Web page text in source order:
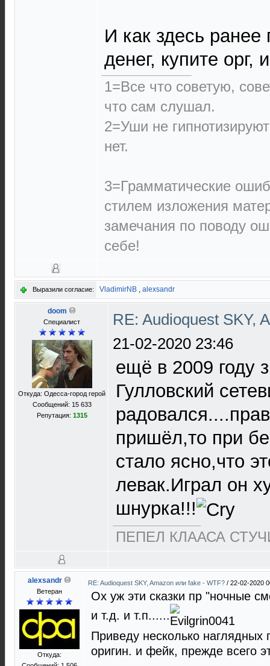
И как здесь ранее
денег, купите орг,
1=Все что советую,
что сам слушал.
2=Уши не
нет.
3=Грамматические
стилем изложения
замечания по поводу
себе!
Выразили согласие: VladimirNB , alexsandr
doom
Специалист
Откуда: Одесса-город герой
Сообщений: 15 633
Репутация: 1315
RE: Audioquest SKY,
21-02-2020 23:46
ещё в 2009 году
Гулловский
пришёл,то при
стало ясно,что
левак.Играл он
шнурка!!!
ПЕПЕЛ КЛААСА
alexsandr
Ветеран
Откуда:
RE: Audioquest SKY, Amazon или fake - WTF? / 22-02-2020
Ох уж эти сказки пр "ночные
и т.д. и т.п......
Приведу несколько
оригин. и фейк, прежде всего